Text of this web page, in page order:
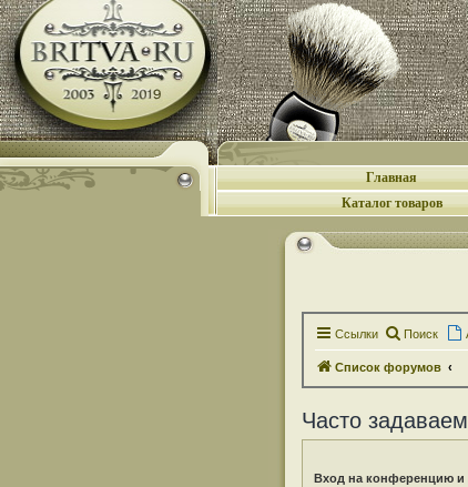
Главная
Каталог товаров
Ссылки Поиск
Список форумов
Часто
Вход на конференцию и